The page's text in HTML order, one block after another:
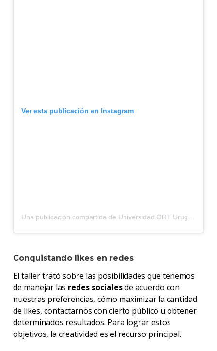
Ver esta publicación en Instagram
Conquistando likes en redes
El taller trató sobre las posibilidades que tenemos
de manejar las redes socialesde acuerdo con
nuestras preferencias, cómo maximizar la cantidad
de likes, contactarnos con cierto público u obtener
determinados resultados. Para lograr estos
objetivos, la creatividad es el recurso principal.